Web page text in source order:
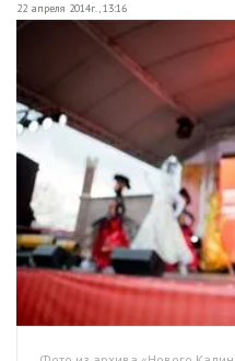
22 апреля 2014г., 13:16